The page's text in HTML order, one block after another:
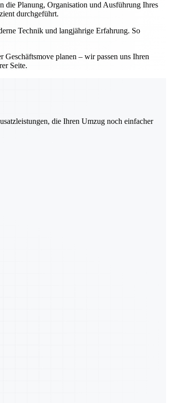
die Planung, Organisation und Ausführung Ihres
durchgeführt.
Technik und langjährige Erfahrung. So
planen – wir passen uns Ihren
Seite.
die Ihren Umzug noch einfacher